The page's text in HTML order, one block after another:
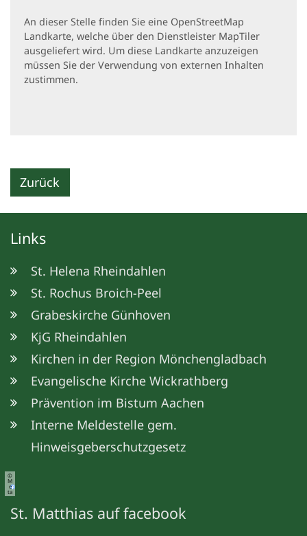
An dieser Stelle finden Sie eine OpenStreetMap
Landkarte, welche über den Dienstleister MapTiler
ausgeliefert wird. Um diese Landkarte anzuzeigen
müssen Sie der Verwendung von externen Inhalten
zustimmen.
Zurück
Links
St. Helena Rheindahlen
St. Rochus Broich-Peel
Grabeskirche Günhoven
KjG Rheindahlen
Kirchen in der Region Mönchengladbach
Evangelische Kirche Wickrathberg
Prävention im Bistum Aachen
Interne Meldestelle gem.
Hinweisgeberschutzgesetz
©
M
e
ta
St. Matthias auf facebook